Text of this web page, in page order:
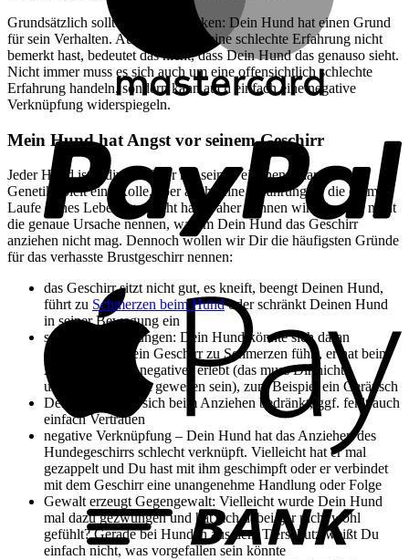
Grundsätzlich solltest Du Dir merken: Dein Hund hat einen Grund
für sein Verhalten. Auch wenn Du eine schlechte Erfahrung nicht
bemerkt hast, bedeutet das nicht, dass Dein Hund das genauso sieht.
Nicht immer muss es sich auch um eine offensichtlich schlechte
Erfahrung handeln, sondern kann auch einfach eine negative
Verknüpfung widerspiegeln.
Mein Hund hat Angst vor seinem Geschirr
Jeder Hund ist individuell. Er hat seinen eigenen Charakter, die
Genetik spielt eine Rolle, aber auch seine Erfahrungen, die er im
Laufe seines Lebens gemacht hat. Daher können wir Dir auch nicht
die genaue Ursache nennen, warum Dein Hund das Geschirr
anziehen nicht mag. Dennoch wollen wir Dir die häufigsten Gründe
für das verhasste Brustgeschirr nennen:
das Geschirr sitzt nicht gut, es kneift, beengt Deinen Hund,
führt zu Schmerzen beim Hundoder schränkt Deinen Hund
in seiner Bewegung ein
schlechte Erfahrungen: Dein Hund könnte sich daran
erinnern, dass sein Geschirr zu Schmerzen führt, er hat beim
Anziehen etwas negatives erlebt (das muss Dir nicht
unbedingt bewusst gewesen sein), zum Beispiel ein Geräusch
Dein Hund fühlt sich beim Anziehen bedränkt, ggf. fehlt auch
einfach Vertrauen
negative Verknüpfung – Dein Hund hat das Anziehen des
Hundegeschirrs schlecht verknüpft. Vielleicht hat er mal
gezappelt und Du hast mit ihm geschimpft oder er verbindet
mit dem Geschirr eine unangenehme Handlung oder Folge
Gewalt erzeugt Gegengewalt: Vielleicht wurde Dein Hund
mal dazu gezwungen und hat sich dabei gar nicht wohl
gefühlt? Gerade bei Hunden aus dem Tierschutz weißt Du
einfach nicht, was vorgefallen sein könnte